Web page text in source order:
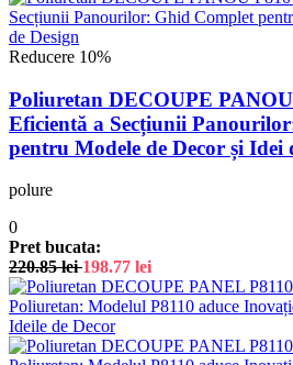
Reducere 10%
Poliuretan DECOUPE
Eficientă a Secțiunii
pentru Modele de Decor și Idei
polure
0
Pret bucata:
220.85lei 198.77 lei